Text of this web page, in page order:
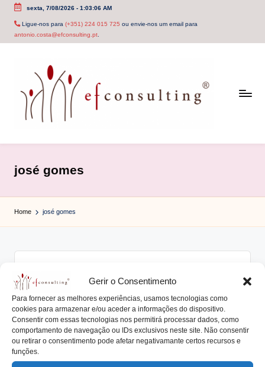
Gerir o Consentimento
Para fornecer as melhores experiências, usamos tecnologias como
cookies para armazenar e/ou aceder a informações do dispositivo.
Consentir com essas tecnologias nos permitirá processar dados, como
comportamento de navegação ou IDs exclusivos neste site. Não consentir
ou retirar o consentimento pode afetar negativamante certos recursos e
funções.
Skip
sexta, 7/08/2026- 1:03:06 AM
Ligue-nos para (+351) 224 015 725 ou envie-nos um email para
antonio.costa@efconsulting.pt.
c
o
n
u
lt
i
n
g
.
josé gomes
Home josé gomes
in
Regras ajudam a encarar o futuro
Posted
Outubro 29, 2015
A completar 60 anos de existência, o Armazém dos
Terceiros tem acumulado experiência no comércio…